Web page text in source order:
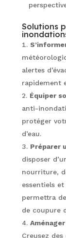
Solutions
alertes
rapidement
Équiper
anti-
protéger
d’eau.
Préparer
disposer
nourriture,
essentiels et
permettra
de coupure
Creusez